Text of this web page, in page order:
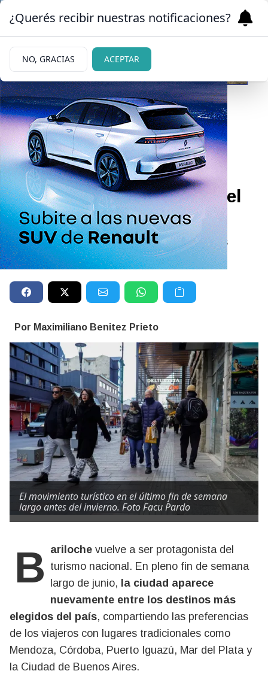
14/06/2026
Bariloche vuelve a estar
entre los destinos más
elegidos del país durante el
fin de semana largo
La ciudad se consolida una vez más entre las
preferencias de los viajeros argentinos.
Por Maximiliano Benitez Prieto
El movimiento turístico en el último fin de semana
largo antes del invierno. Foto Facu Pardo
Bariloche vuelve a ser protagonista del
turismo nacional. En pleno fin de semana
largo de junio, la ciudad aparece
nuevamente entre los destinos más
elegidos del país, compartiendo las preferencias
de los viajeros con lugares tradicionales como
Mendoza, Córdoba, Puerto Iguazú, Mar del Plata y
la Ciudad de Buenos Aires.
¿Querés recibir nuestras notificaciones?
NO, GRACIAS ACEPTAR